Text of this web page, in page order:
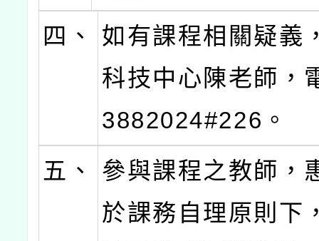
四、
如有課程相關疑義
科技中心陳老師，
3882024#226。
五、
參與課程之教師，
於課務自理原則下